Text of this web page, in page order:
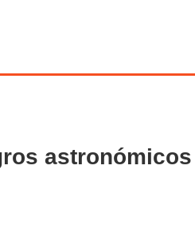
astronómicos